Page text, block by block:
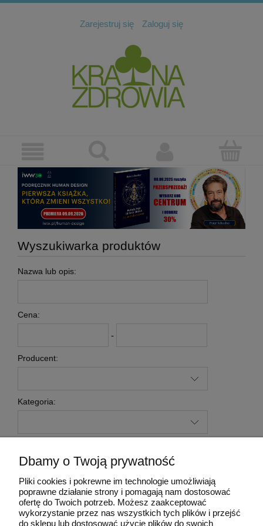
Zarejestruj się Zaloguj się
Wyszukiwarka produktów
Nazwa lub opis:
Cena:
-
Producent:
Kategoria:
szukaj Wyczyść filtr
Moje konto
Dbamy o Twoją prywatność
Pliki cookies i pokrewne im technologie umożliwiają
poprawne działanie strony i pomagają nam dostosować
ofertę do Twoich potrzeb. Możesz zaakceptować
wykorzystanie przez nas wszystkich tych plików i przejść
do sklepu lub dostosować użycie plików do swoich